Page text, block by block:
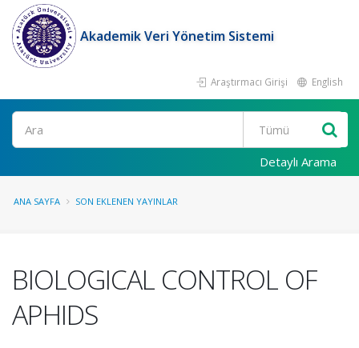
Akademik Veri Yönetim Sistemi
Araştırmacı Girişi English
Ara
Detaylı Arama
ANA SAYFA SON EKLENEN YAYINLAR
BIOLOGICAL CONTROL OF
APHIDS